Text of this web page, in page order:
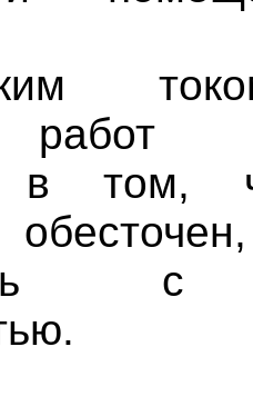
в том,
с